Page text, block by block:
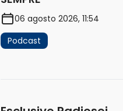
06 agosto 2026, 11:54
Podcast